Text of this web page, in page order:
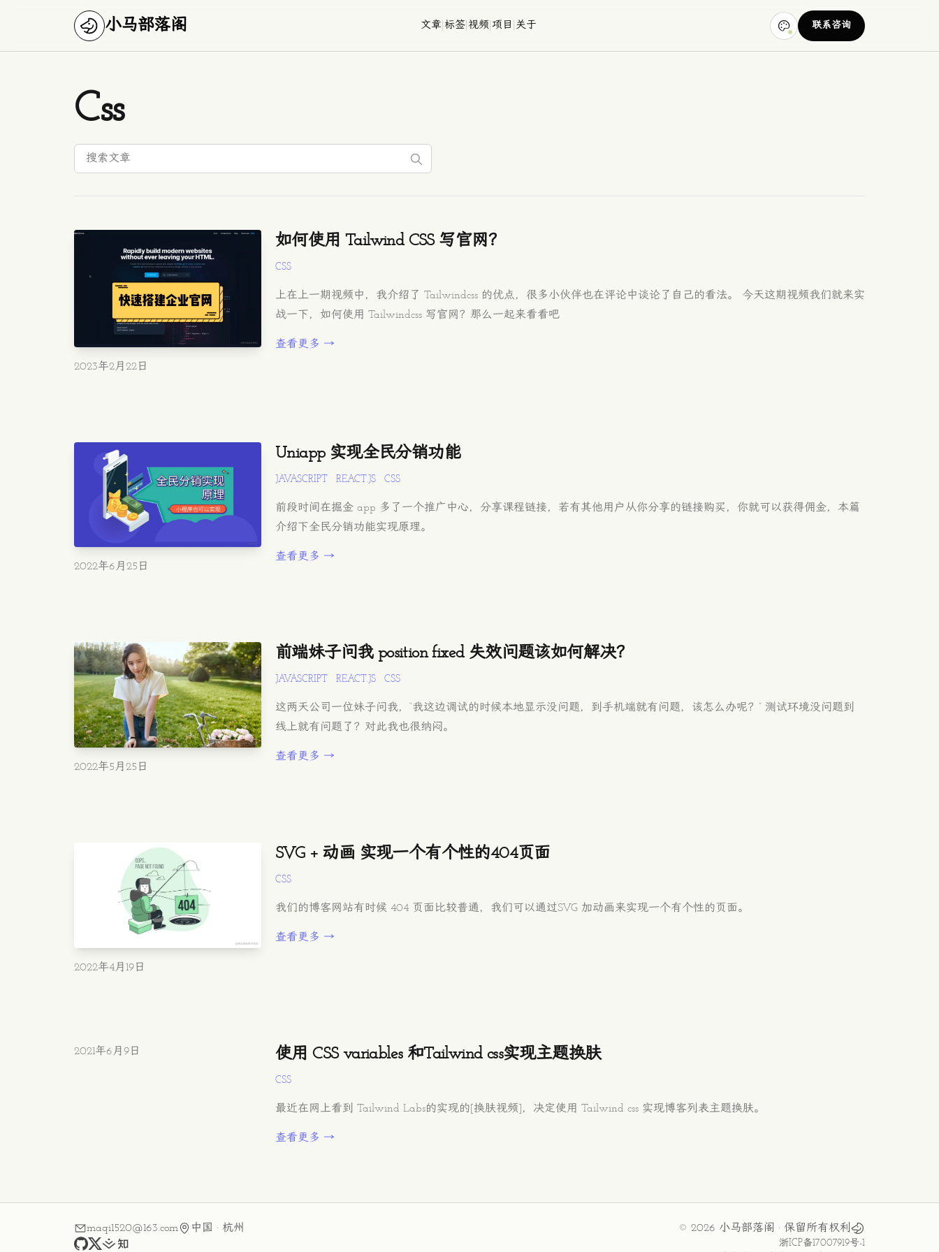
小马部落阁 文章 标签| 视频 项目 关于 联系咨询
Css
发布时间
2023年2月22日
如何使用 Tailwind CSS 写官网？
CSS
上在上一期视频中，我介绍了 Tailwindcss 的优点，很多小伙伴也在评论中谈论了自己的看法。 今天这期视频我们就来实
战一下，如何使用 Tailwindcss 写官网？那么一起来看看吧
查看更多 →
发布时间
2022年6月25日
Uniapp 实现全民分销功能
JAVASCRIPT REACT.JS CSS
前段时间在掘金 app 多了一个推广中心，分享课程链接，若有其他用户从你分享的链接购买，你就可以获得佣金，本篇
介绍下全民分销功能实现原理。
查看更多 →
发布时间
2022年5月25日
前端妹子问我 position fixed 失效问题该如何解决？
JAVASCRIPT REACT.JS CSS
这两天公司一位妹子问我，“我这边调试的时候本地显示没问题，到手机端就有问题，该怎么办呢？” 测试环境没问题到
线上就有问题了？对此我也很纳闷。
查看更多 →
发布时间
2022年4月19日
SVG + 动画 实现一个有个性的404页面
CSS
我们的博客网站有时候 404 页面比较普通，我们可以通过SVG 加动画来实现一个有个性的页面。
查看更多 →
发布时间
2021年6月9日 使用 CSS variables 和Tailwind css实现主题换肤
CSS
最近在网上看到 Tailwind Labs的实现的[换肤视频]，决定使用 Tailwind css 实现博客列表主题换肤。
查看更多 →
maqi1520@163.com 中国 · 杭州
github
x juejinzhihu
© 2026 小马部落阁 · 保留所有权利
浙ICP备17007919号-1